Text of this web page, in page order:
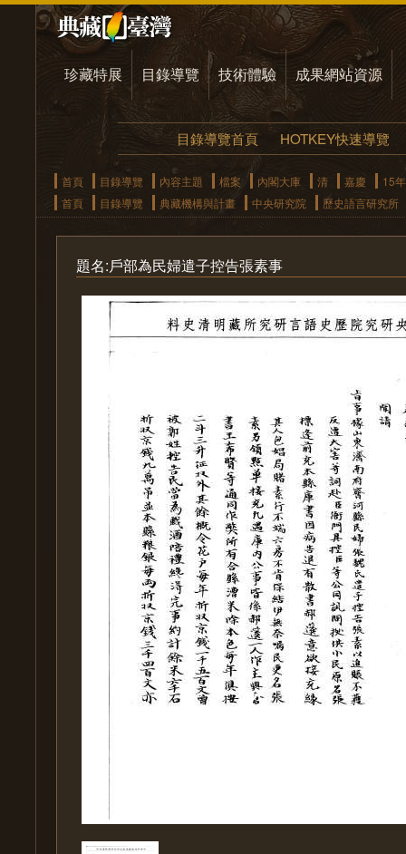
珍藏特展 目錄導覽 技術體驗 成果網站資源
目錄導覽首頁 HOTKEY快速導覽
首頁 目錄導覽 內容主題 檔案 內閣大庫 清 嘉慶
15年
首頁
目錄導覽 典藏機構與計畫 中央研究院 歷史語言研究所
題名:戶部為民婦遣子控告張素事